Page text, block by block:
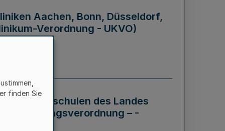
Aachen, Bonn, Düsseldorf,
Verordnung - UKVO)
der Hochschulen des Landes
– -
finden Sie